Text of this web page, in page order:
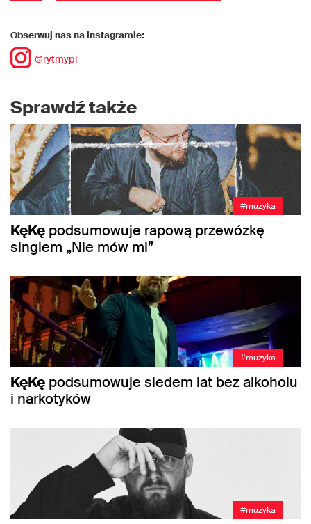
Obserwuj nas na instagramie:
@rytmypl
Sprawdź także
#muzyka
KęKę podsumowuje rapową przewózkę
singlem „Nie mów mi”
#muzyka
KęKę podsumowuje siedem lat bez alkoholu
i narkotyków
#muzyka